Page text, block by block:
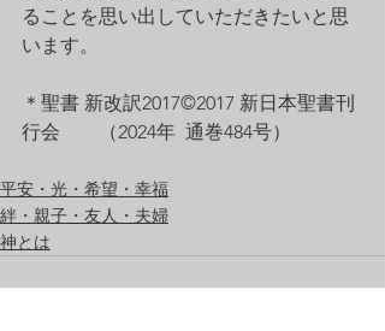
ることを思い出していただきたいと思
います。
＊聖書 新改訳2017©2017 新日本聖書刊
行会　　（2024年  通巻484号）
平安・光・希望・幸福
絆・親子・友人・夫婦
神とは